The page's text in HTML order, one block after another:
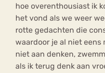
hoe overenthousiast ik
het vond als we weer
rotte gedachten die
waardoor je al niet eens
niet aan denken,
als ik terug denk aan